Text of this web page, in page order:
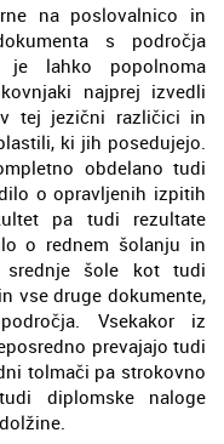
na poslovalnico in
s področja
je lahko popolnoma
najprej izvedli
v tej jezični različici in
ki jih posedujejo.
obdelano tudi
o opravljenih izpitih
pa tudi rezultate
o rednem šolanju in
srednje šole kot tudi
vse druge dokumente,
Vsekakor iz
prevajajo tudi
tolmači pa strokovno
diplomske naloge